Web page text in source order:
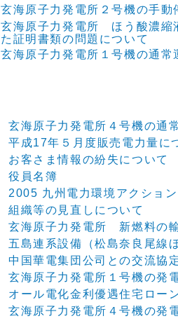
玄海原子力発電所２号機の手動
玄海原子力発電所 ほう酸濃縮
た証明書類の問題について
玄海原子力発電所１号機の通常
玄海原子力発電所４号機の通
平成17年５月度販売電力量に
お客さま情報の紛失について
役員名簿
2005 九州電力環境アクショ
組織等の見直しについて
玄海原子力発電所 新燃料の
五島連系設備（松島奈良尾線
中国華電集団公司との交流協
玄海原子力発電所１号機の発
オール電化金利優遇住宅ロー
玄海原子力発電所４号機の発